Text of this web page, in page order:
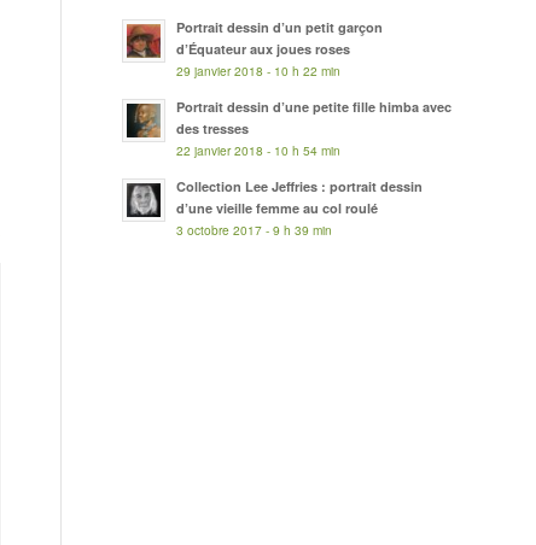
Portrait dessin d’un petit garçon
d’Équateur aux joues roses
29 janvier 2018 - 10 h 22 min
Portrait dessin d’une petite fille himba avec
des tresses
22 janvier 2018 - 10 h 54 min
Collection Lee Jeffries : portrait dessin
d’une vieille femme au col roulé
3 octobre 2017 - 9 h 39 min